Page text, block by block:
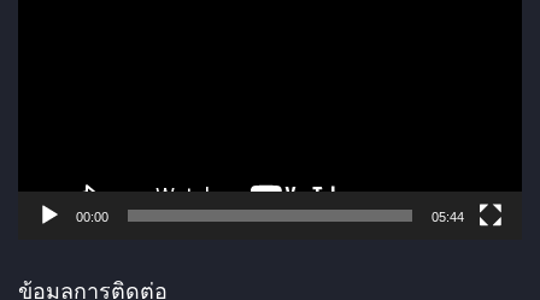
ดี
00:00 05:44
ข้อมูลการติดต่อ